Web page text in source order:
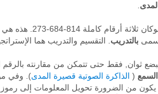
كاملة 814-684-273. هذه هي إستراتيجية
بالتدريب . التقسيم والتدريب هما
ثوان, فقط حتى تتمكن من مقارنته بالرقم
( الذاكرة الصوتية قصيرة المدى). وفي
من الضرورة تحويل المعلومات إلى